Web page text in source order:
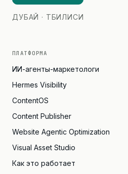
ДУБАЙ · ТБИЛИСИ
ПЛАТФОРМА
ИИ-агенты-маркетологи
Hermes Visibility
ContentOS
Content Publisher
Website Agentic Optimization
Visual Asset Studio
Как это работает